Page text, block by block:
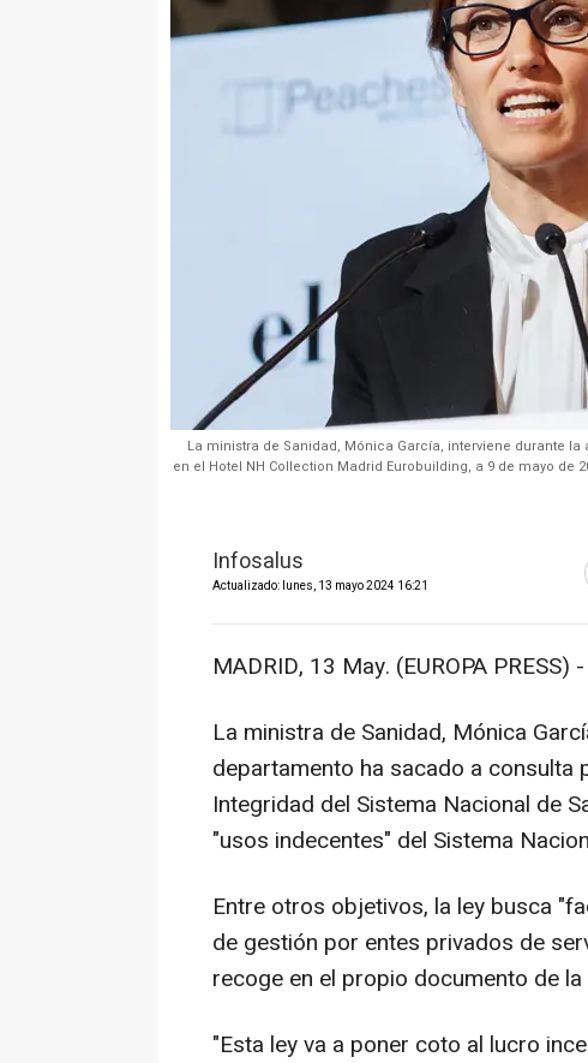
La ministra de Sanidad, Mónica García, interviene durante
en el Hotel NH Collection Madrid Eurobuilding, a 9 de mayo de
Infosalus
Actualizado: lunes, 13 mayo 2024 16:21
MADRID, 13 May. (EUROPA PRESS) -
La ministra de Sanidad, Mónica
departamento ha sacado a consulta
Integridad del Sistema Nacional de
"usos indecentes" del Sistema
Entre otros objetivos, la ley busca
de gestión por entes privados de
recoge en el propio documento de
"Esta ley va a poner coto al lucro